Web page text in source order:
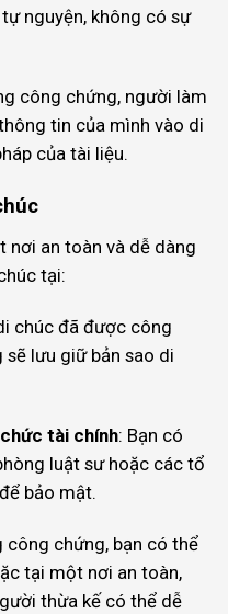
nguyện, không có sự
công chứng, người làm
tin của mình vào di
của tài liệu.
nơi an toàn và dễ dàng
tại:
chúc đã được công
lưu giữ bản sao di
tài chính: Bạn có
luật sư hoặc các tổ
bảo mật.
công chứng, bạn có thể
tại một nơi an toàn,
thừa kế có thể dễ